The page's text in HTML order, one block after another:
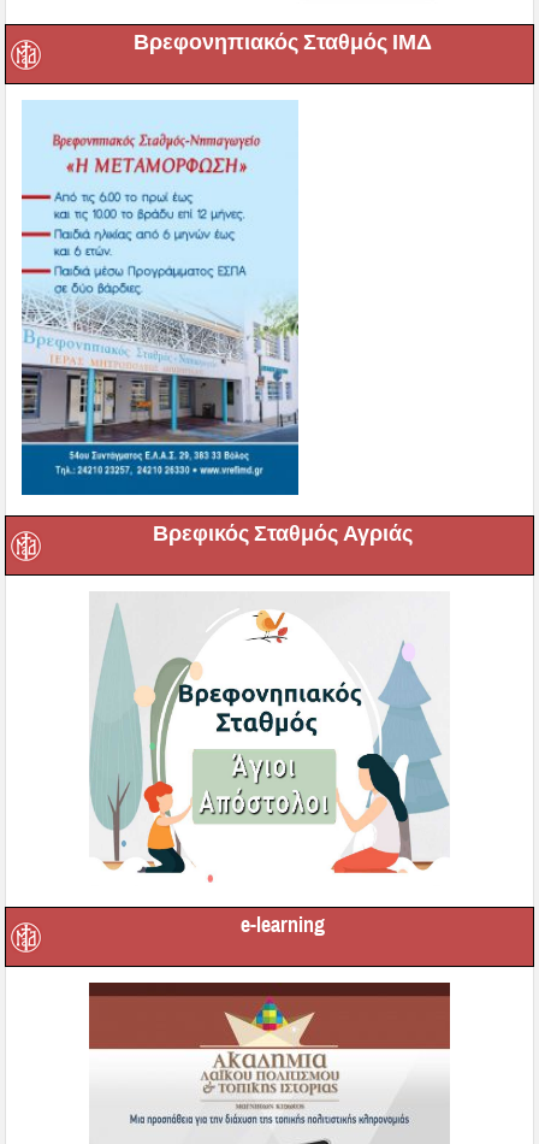
Βρεφονηπιακός Σταθμός ΙΜΔ
Βρεφικός Σταθμός Αγριάς
e-learning